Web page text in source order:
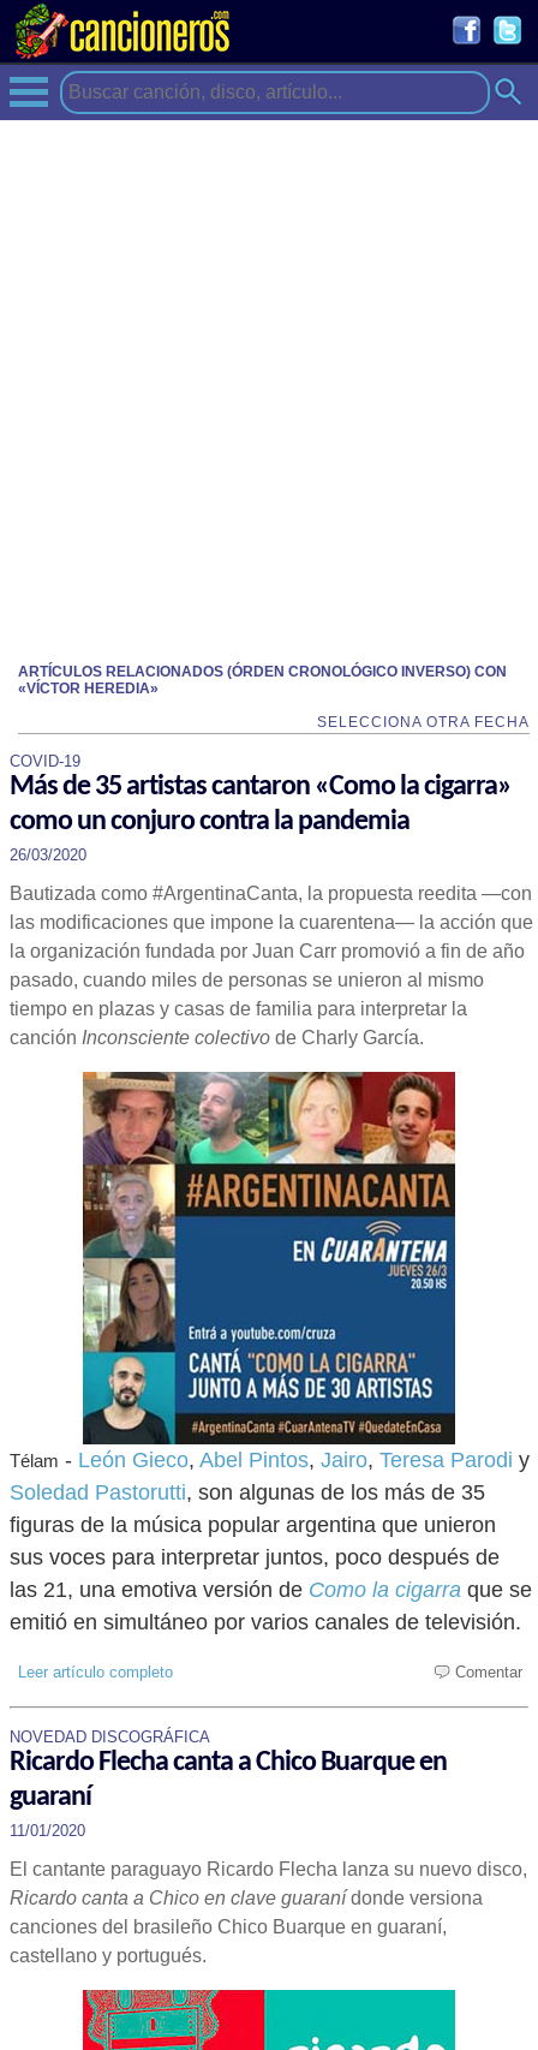
ARTÍCULOS RELACIONADOS (ÓRDEN CRONOLÓGICO INVERSO) CON
«VÍCTOR HEREDIA»
SELECCIONA OTRA FECHA
COVID-19
Más de 35 artistas cantaron «Como la cigarra»
como un conjuro contra la pandemia
26/03/2020
Bautizada como #ArgentinaCanta, la propuesta reedita —con
las modificaciones que impone la cuarentena— la acción que
la organización fundada por Juan Carr promovió a fin de año
pasado, cuando miles de personas se unieron al mismo
tiempo en plazas y casas de familia para interpretar la
canción Inconsciente colectivo de Charly García.
Télam - León Gieco, Abel Pintos, Jairo, Teresa Parodi y
Soledad Pastorutti, son algunas de los más de 35
figuras de la música popular argentina que unieron
sus voces para interpretar juntos, poco después de
las 21, una emotiva versión de Como la cigarra que se
emitió en simultáneo por varios canales de televisión.
Leer artículo completo Comentar
NOVEDAD DISCOGRÁFICA
Ricardo Flecha canta a Chico Buarque en
guaraní
11/01/2020
El cantante paraguayo Ricardo Flecha lanza su nuevo disco,
Ricardo canta a Chico en clave guaranídonde versiona
canciones del brasileño Chico Buarque en guaraní,
castellano y portugués.